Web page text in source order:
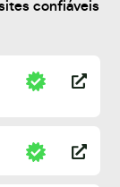
confiáveis